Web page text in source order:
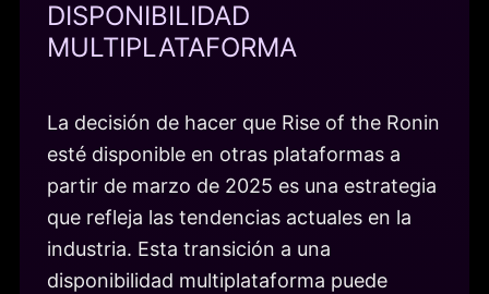
DISPONIBILIDAD
MULTIPLATAFORMA
La decisión de hacer que Rise of the Ronin
esté disponible en otras plataformas a
partir de marzo de 2025 es una estrategia
que refleja las tendencias actuales en la
industria. Esta transición a una
disponibilidad multiplataforma puede